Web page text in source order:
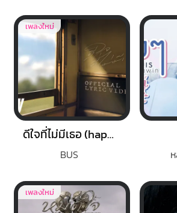
เพลงใหม่
ดีใจที่ไม่มีเธอ (happy)
BUS
เพลงใหม่